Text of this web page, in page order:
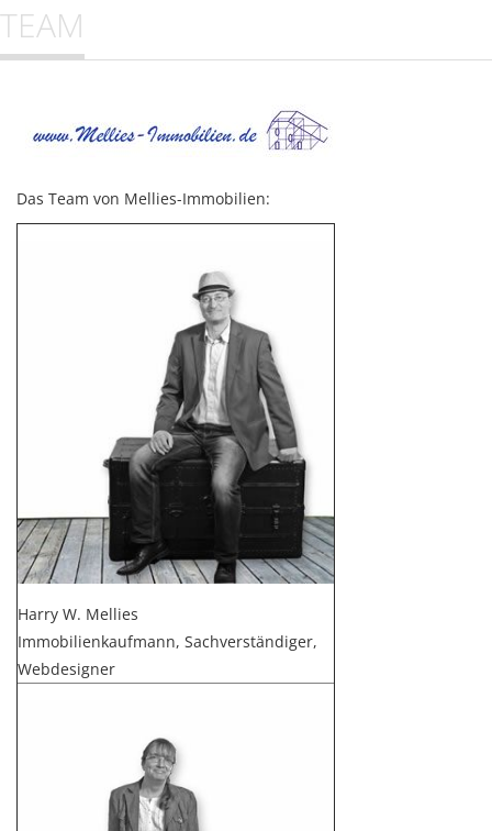
TEAM
Das Team von Mellies-Immobilien:
Harry W. Mellies
Immobilienkaufmann, Sachverständiger,
Webdesigner